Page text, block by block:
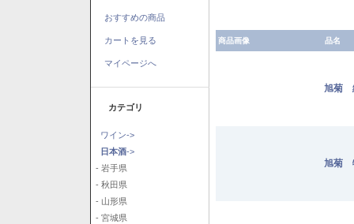
おすすめの商品
カートを見る
マイページへ
カテゴリ
ワイン->
日本酒->
- 岩手県
- 秋田県
- 山形県
- 宮城県
商品画像 品名
旭菊
旭菊